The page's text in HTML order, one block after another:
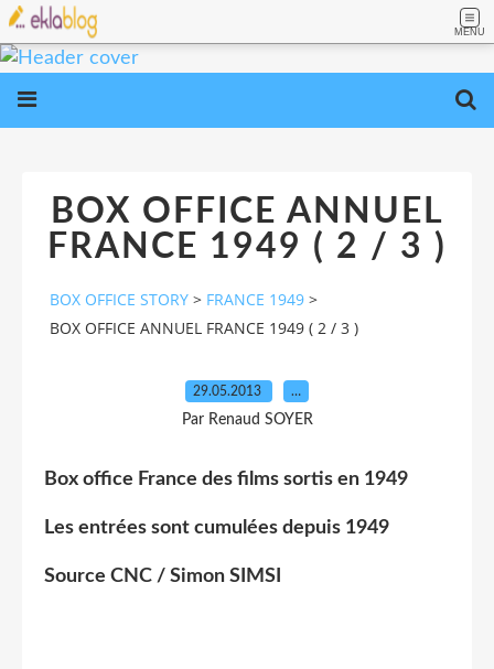
MENU
BOX OFFICE ANNUEL
FRANCE 1949 ( 2 / 3 )
BOX OFFICE STORY > FRANCE 1949 >
BOX OFFICE ANNUEL FRANCE 1949 ( 2 / 3 )
29.05.2013 …
Par Renaud SOYER
Box office France des films sortis en 1949
Les entrées sont cumulées depuis 1949
Source CNC / Simon SIMSI